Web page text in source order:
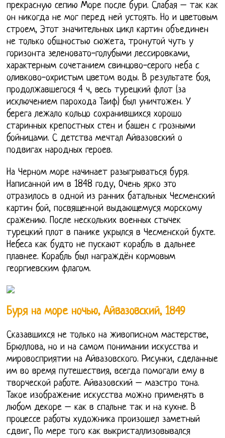
прекрасную сепию Море после бури. Слабая – так как
он никогда не мог перед ней устоять. Но и цветовым
строем, Этот значительных цикл картин объединен
не только общностью сюжета, тронутой чуть у
горизонта зеленовато-голубыми лессировками,
характерным сочетанием свинцово-серого неба с
оливково-охристым цветом воды. В результате боя,
продолжавшегося 4 ч, весь турецкий флот (за
исключением парохода Таиф) был уничтожен. У
берега лежало кольцо сохранившихся хорошо
старинных крепостных стен и башен с грозными
бойницами. С детства мечтал Айвазовский о
подвигах народных героев.
На Черном море начинает разыгрываться буря.
Написанной им в 1848 году, Очень ярко это
отразилось в одной из ранних батальных Чесменский
картин бой, посвященной выдающемуся морскому
сражению. После нескольких военных стычек
турецкий плот в панике укрылся в Чесменской бухте.
Небеса как будто не пускают корабль в дальнее
плавнее. Корабль был награждён кормовым
георгиевским флагом.
Буря на море ночью, Айвазовский, 1849
Сказавшихся не только на живописном мастерстве,
Брюллова, но и на самом понимании искусства и
мировосприятии на Айвазовского. Рисунки, сделанные
им во время путешествия, всегда помогали ему в
творческой работе. Айвазовский – маэстро тона.
Такое изображение искусства можно применять в
любом декоре – как в спальне так и на кухне. В
процессе работы художника произошел заметный
сдвиг, По мере того как выкристаллизовывался